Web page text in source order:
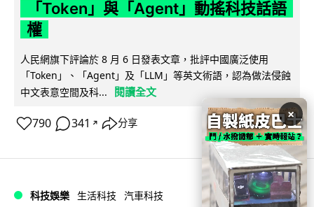
「Token」與「Agent」動搖科技話語
權
人民網旗下評論於 8 月 6 日發表文章，批評中國廣泛使用
「Token」、「Agent」及「LLM」等英文術語，認為做法侵蝕
中文表意空間及科...
閱讀全文
790 341 ↗ 分享
科技娛樂 生活科技 汽車科技
×